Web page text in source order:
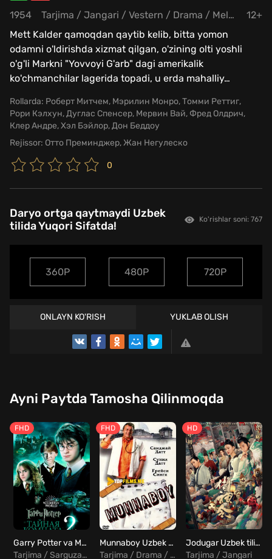
1954 Tarjima / Jangari / Vestern / Drama / Melodrama
12+
Mett Kalder qamoqdan qaytib kelib, bitta yomon
odamni o'ldirishda xizmat qilgan, o'zining olti yoshli
o'g'li Markni "Yovvoyi G'arb" dagi amerikalik
ko'chmanchilar lagerida topadi, u erda mahalliy…
Rollarda: Роберт Митчем, Мэрилин Монро, Томми Реттиг,
Рори Кэлхун, Дуглас Спенсер, Мервин Вай, Фред Олдрич,
Клер Андре, Хэл Бэйлор, Дон Беддоу
Rejissor: Отто Преминджер, Жан Негулеско
0
Daryo ortga qaytmaydi Uzbek
tilida Yuqori Sifatda!
Ko'rishlar soni: 767
360P 480P 720P
ONLAYN KO'RISH YUKLAB OLISH
Ayni Paytda Tamosha Qilinmoqda
FHD
Garry Potter va Mahfiy Hujra Uzbek tilida
Tarjima / Sarguzasht
FHD
Munnaboy Uzbek tilida
Tarjima / Drama / Komediya / Hind
HD
Jodugar Uzbek tilida
Tarjima / Jangari